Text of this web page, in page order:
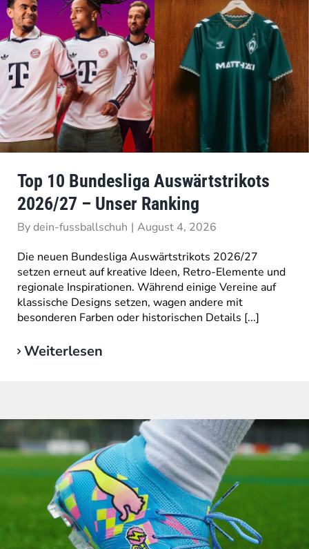
Top 10 Bundesliga Auswärtstrikots
2026/27 – Unser Ranking
Bydein-fussballschuh | August 4, 2026
Die neuen Bundesliga Auswärtstrikots 2026/27
setzen erneut auf kreative Ideen, Retro-Elemente und
regionale Inspirationen. Während einige Vereine auf
klassische Designs setzen, wagen andere mit
besonderen Farben oder historischen Details [...]
Weiterlesen